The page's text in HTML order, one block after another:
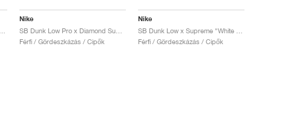
Nike
Férfi / Gördeszkázás / Cipők
Nike
Férfi / Gördeszkázás / Cipők